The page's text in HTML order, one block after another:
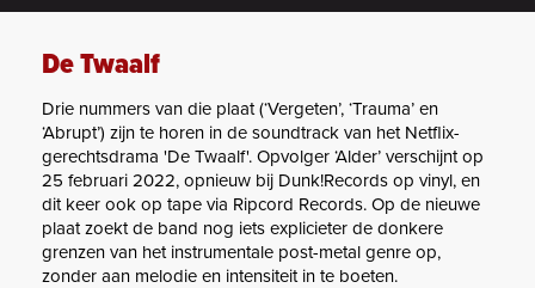
De Twaalf
Drie nummers van die plaat (‘Vergeten’, ‘Trauma’ en
‘Abrupt’) zijn te horen in de soundtrack van het Netflix-
gerechtsdrama 'De Twaalf'. Opvolger ‘Alder’ verschijnt op
25 februari 2022, opnieuw bij Dunk!Records op vinyl, en
dit keer ook op tape via Ripcord Records. Op de nieuwe
plaat zoekt de band nog iets explicieter de donkere
grenzen van het instrumentale post-metal genre op,
zonder aan melodie en intensiteit in te boeten.